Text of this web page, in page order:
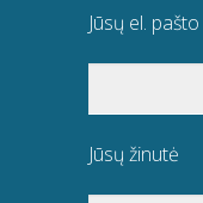
Jūsų el.
Jūsų žinutė